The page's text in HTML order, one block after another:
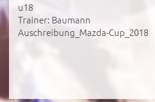
u18
Trainer: Baumann
Auschreibung_Mazda-Cup_2018